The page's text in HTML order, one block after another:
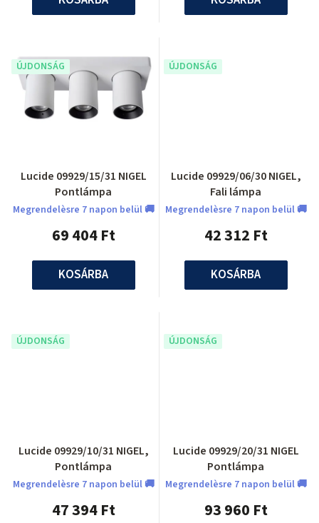
ÚJDONSÁG
Lucide 09929/15/31 NIGEL
Pontlámpa
Megrendelèsre 7 napon belül 🚚
69 404 Ft
KOSÁRBA
ÚJDONSÁG
Lucide 09929/06/30 NIGEL,
Fali lámpa
Megrendelèsre 7 napon belül 🚚
42 312 Ft
KOSÁRBA
ÚJDONSÁG
Lucide 09929/10/31 NIGEL,
Pontlámpa
Megrendelèsre 7 napon belül 🚚
47 394 Ft
ÚJDONSÁG
Lucide 09929/20/31 NIGEL
Pontlámpa
Megrendelèsre 7 napon belül 🚚
93 960 Ft